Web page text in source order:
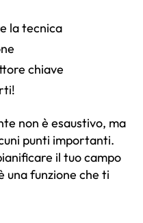
la tecnica
chiave
non è esaustivo, ma
punti importanti.
il tuo campo
una funzione che ti